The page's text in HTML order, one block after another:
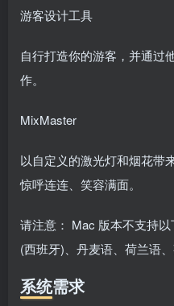
游客设计工具
自行打造你的游客，并通过
作。
MixMaster
以自定义的激光灯和烟花带
惊呼连连、笑容满面。
请注意： Mac 版本不支持
(西班牙)、丹麦语、荷兰语
系统需求